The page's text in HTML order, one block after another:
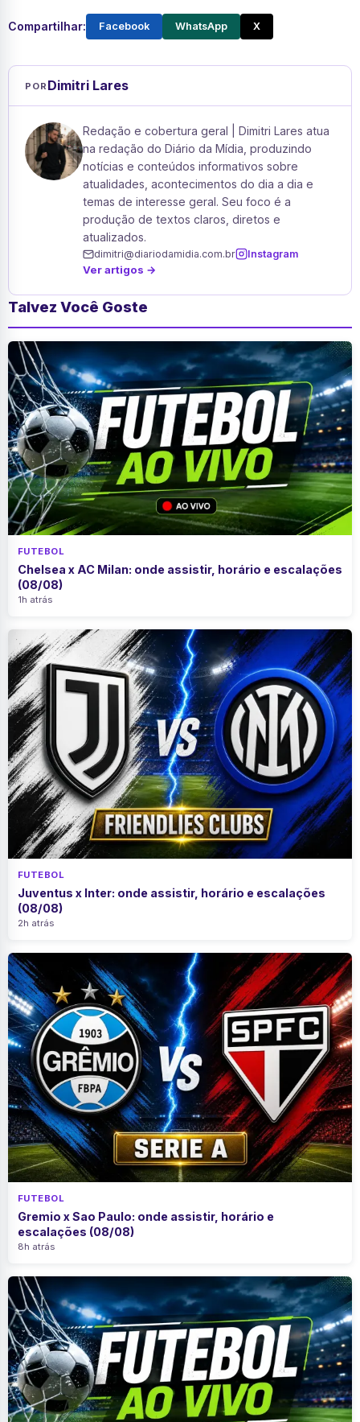
Compartilhar: Facebook WhatsApp X
POR Dimitri Lares
Redação e cobertura geral | Dimitri Lares atua
na redação do Diário da Mídia, produzindo
notícias e conteúdos informativos sobre
atualidades, acontecimentos do dia a dia e
temas de interesse geral. Seu foco é a
produção de textos claros, diretos e
atualizados.
dimitri@diariodamidia.com.br Instagram
Ver artigos →
Talvez Você Goste
FUTEBOL
Chelsea x AC Milan: onde assistir, horário e escalações
(08/08)
1h atrás
FUTEBOL
Juventus x Inter: onde assistir, horário e escalações
(08/08)
2h atrás
FUTEBOL
Gremio x Sao Paulo: onde assistir, horário e
escalações (08/08)
8h atrás